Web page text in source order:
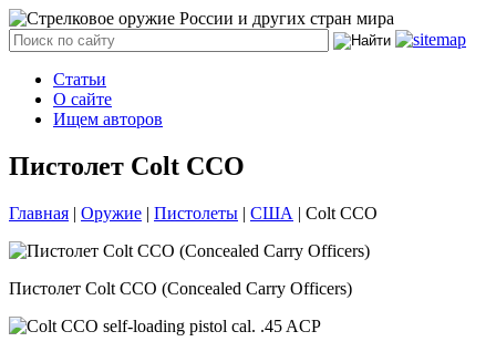
Статьи
О сайте
Ищем авторов
Пистолет Colt CCO
Главная | Оружие | Пистолеты | США | Colt CCO
Пистолет Colt CCO (Concealed Carry Officers)